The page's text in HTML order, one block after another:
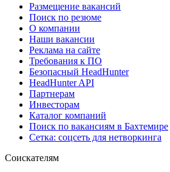
Размещение вакансий
Поиск по резюме
О компании
Наши вакансии
Реклама на сайте
Требования к ПО
Безопасный HeadHunter
HeadHunter API
Партнерам
Инвесторам
Каталог компаний
Поиск по вакансиям в Бахтемире
Сетка: соцсеть для нетворкинга
Соискателям